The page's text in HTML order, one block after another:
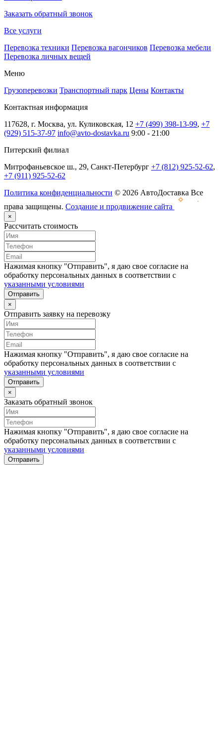
Заказать обратный звонок
Все услуги
Перевозка техники Перевозка вагончиков Перевозка мебели
Перевозка личных вещей
Меню
Грузоперевозки Транспортный парк Цены Контакты
Контактная информация
117628, г. Москва, ул. Куликовская, 12 +7 (499) 398-13-99, +7
(929) 515-37-97 info@avto-dostavka.ru 9:00 - 21:00
Питерский филиал
Митрофаньевское ш., 29, Санкт-Петербург +7 (812) 925-52-62,
+7 (911) 925-52-62
Политика конфиденциальности © 2026 АвтоДоставка Все
права защищены. Создание и продвижение сайта
×
Рассчитать стоимость
Нажимая кнопку "Отправить", я даю свое согласие на
обработку персональных данных в соответствии с
указанными условиями
Отправить
×
Отправить заявку на перевозку
Нажимая кнопку "Отправить", я даю свое согласие на
обработку персональных данных в соответствии с
указанными условиями
Отправить
×
Заказать обратный звонок
Нажимая кнопку "Отправить", я даю свое согласие на
обработку персональных данных в соответствии с
указанными условиями
Отправить